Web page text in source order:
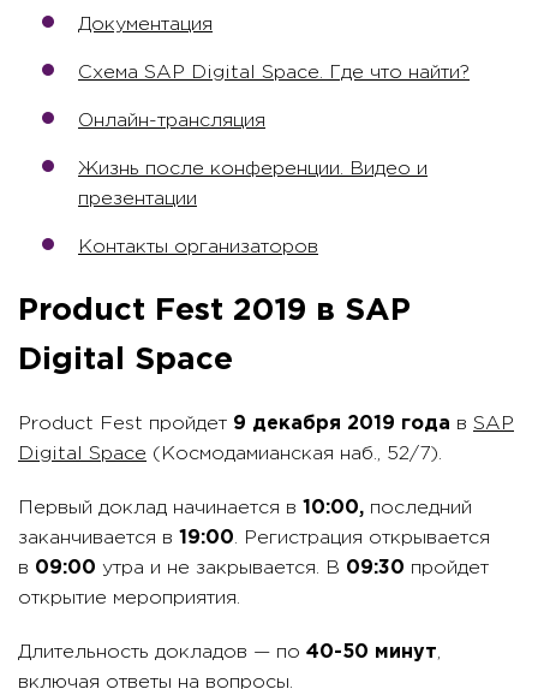
Документация
Схема SAP Digital Space. Где что найти?
Онлайн-трансляция
Жизнь после конференции. Видео и
презентации
Контакты организаторов
Product Fest 2019 в SAP
Digital Space
Product Fest пройдет 9 декабря 2019 года в SAP
Digital Space (Космодамианская наб., 52/7).
Первый доклад начинается в 10:00, последний
заканчивается в 19:00. Регистрация открывается
в 09:00 утра и не закрывается. В 09:30 пройдет
открытие мероприятия.
Длительность докладов — по 40-50 минут,
включая ответы на вопросы.